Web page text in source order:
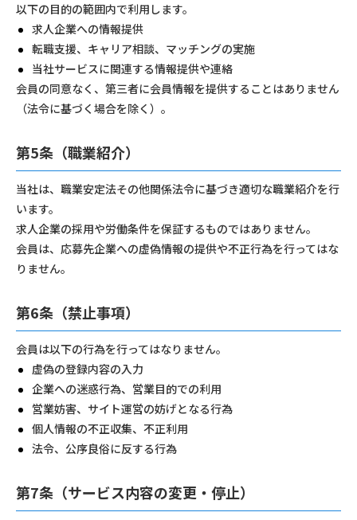
以下の目的の範囲内で利用します。
求人企業への情報提供
転職支援、キャリア相談、マッチングの実施
当社サービスに関連する情報提供や連絡
会員の同意なく、第三者に会員情報を提供することはありません
（法令に基づく場合を除く）。
第5条（職業紹介）
当社は、職業安定法その他関係法令に基づき適切な職業紹介を行
います。
求人企業の採用や労働条件を保証するものではありません。
会員は、応募先企業への虚偽情報の提供や不正行為を行ってはな
りません。
第6条（禁止事項）
会員は以下の行為を行ってはなりません。
虚偽の登録内容の入力
企業への迷惑行為、営業目的での利用
営業妨害、サイト運営の妨げとなる行為
個人情報の不正収集、不正利用
法令、公序良俗に反する行為
第7条（サービス内容の変更・停止）